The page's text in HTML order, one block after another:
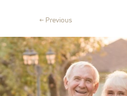
← Previous